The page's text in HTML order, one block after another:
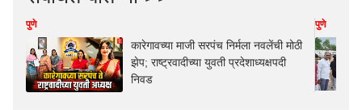
पुणे
कारेगावच्या माजी सरपंच निर्मला नवलेंची मोठी
झेप; राष्ट्रवादीच्या युवती प्रदेशाध्यक्षपदी
निवड
पुणे